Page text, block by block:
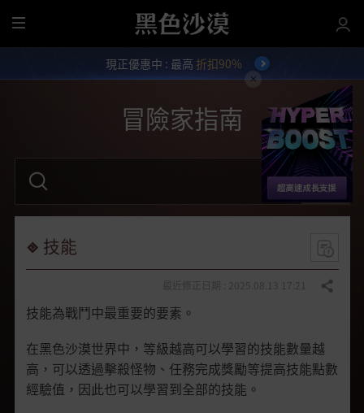
全
部
單
現正優惠中 : 最高 折扣90%
冒險家指南
關
鍵
技能
分享
技能為戰鬥中最重要的要素。
在黑色沙漠世界中，等級越高可以學習的技能數量越
高，可以透過擊殺怪物、任務完成獎勵等提高技能點數
經驗值，因此也可以學習到全部的技能。